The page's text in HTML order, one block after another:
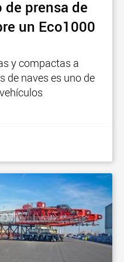
prensa de
un Eco1000
y compactas a
de naves es uno de